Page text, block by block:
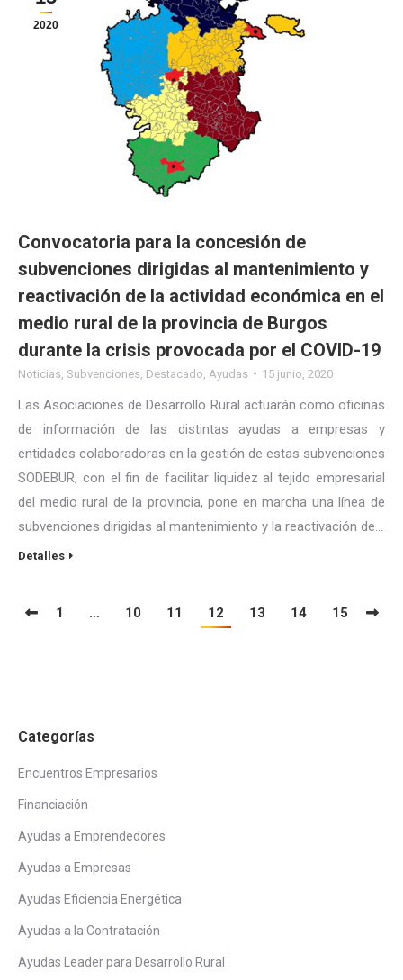
2020
Convocatoria para la concesión de
subvenciones dirigidas al mantenimiento y
reactivación de la actividad económica en el
medio rural de la provincia de Burgos
durante la crisis provocada por el COVID-19
Noticias Subvenciones Destacado Ayudas 15 junio, 2020
Las Asociaciones de Desarrollo Rural actuarán como oficinas
de información de las distintas ayudas a empresas y
entidades colaboradoras en la gestión de estas subvenciones
SODEBUR, con el fin de facilitar liquidez al tejido empresarial
del medio rural de la provincia, pone en marcha una línea de
subvenciones dirigidas al mantenimiento y la reactivación de…
Detalles
1 … 10 11 12 13 14 15
Categorías
Encuentros Empresarios
Financiación
Ayudas a Emprendedores
Ayudas a Empresas
Ayudas Eficiencia Energética
Ayudas a la Contratación
Ayudas Leader para Desarrollo Rural